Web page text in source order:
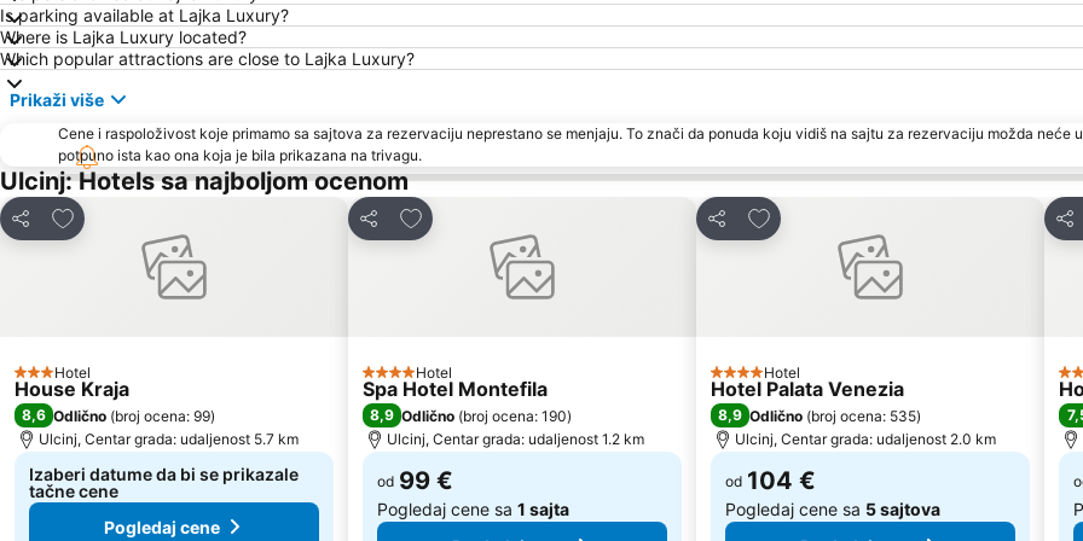
Is parking available at Lajka Luxury?
Where is Lajka Luxury located?
Which popular attractions are close to Lajka Luxury?
Prikaži više
Cene i raspoloživost koje primamo sa sajtova za rezervaciju neprestano se menjaju. To znači da ponuda koju vidiš na sajtu za rezervaciju možda neće
potpuno ista kao ona koja je bila prikazana na trivagu.
Ulcinj: Hotels sa najboljom ocenom
Deli
Dodati u favorite
3 Zvezdice
Hotel
House Kraja
8,6 Odlično (broj ocena: 99)
Ulcinj, Centar grada: udaljenost 5.7 km
Izaberi datume da bi se prikazale
tačne cene
Pogledaj cene
Deli
Dodati u favorite
4 Zvezdice
Hotel
Spa Hotel Montefila
8,9 Odlično (broj ocena: 190)
Ulcinj, Centar grada: udaljenost 1.2 km
od 99 €
Pogledaj cene sa 1 sajta
Deli
Dodati u favorite
4 Zvezdice
Hotel
Hotel Palata Venezia
8,9 Odlično (broj ocena: 535)
Ulcinj, Centar grada: udaljenost 2.0 km
od 104 €
Pogledaj cene sa 5 sajtova
Deli
4